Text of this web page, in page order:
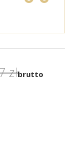
złbrutto